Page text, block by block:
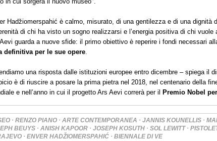
Hadžiomerspahić è calmo, misurato, di una gentilezza e di una dignità
di chi ha visto un sogno realizzarsi e l’energia positiva di chi vuole
guarda a nuove sfide: il primo obiettivo è reperire i fondi necessari
definitiva per le sue opere.
una risposta dalle istituzioni europee entro dicembre – spiega il
è di riuscire a posare la prima pietra nel 2018, nel centenario della
e nell’anno in cui il progetto Ars Aevi correrà per il
Premio Nobel
· RENZO PIANO · ARTE CONTEMPORANEA · JANNIS KOUNELLIS ·
BEUYS · ANISH KAPOOR · JOSEPH KOSUTH · SOL LEWITT·
· ENVER HADŽIOMERSPAHIĆ · BIENNALE DI VE